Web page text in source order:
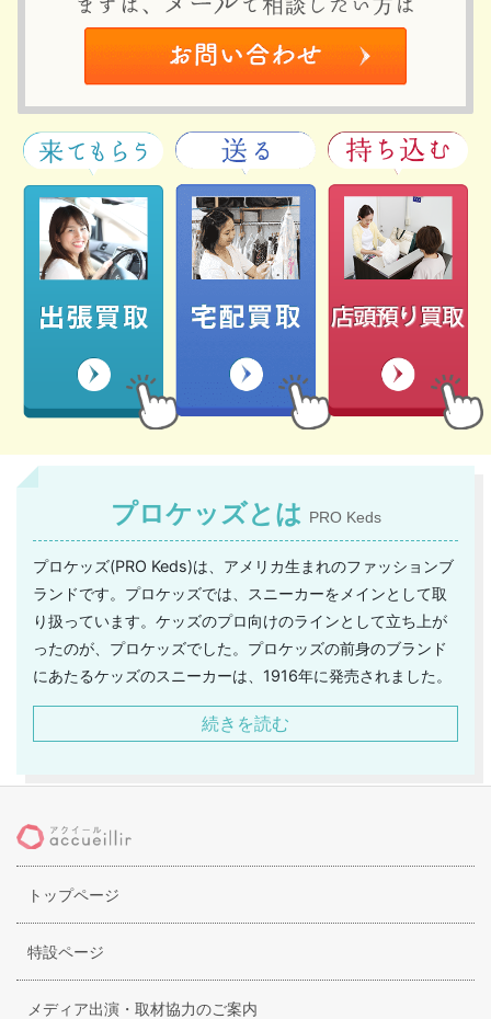
プロケッズとは PRO Keds
プロケッズ(PRO Keds)は、アメリカ生まれのファッションブ
ランドです。プロケッズでは、スニーカーをメインとして取
り扱っています。ケッズのプロ向けのラインとして立ち上が
ったのが、プロケッズでした。プロケッズの前身のブランド
にあたるケッズのスニーカーは、1916年に発売されました。
当時のスニーカーの相場を大幅に下回る価格で提供したこと
が話題になり、ニュースにも取り上げられるほどでした。そ
わしめたのです。そして、ケッズで一躍ブームとなり、その
ランドとしての階段を駆け上がって行きました。そして、西
のコンバース、東のケッズと言われるほどの地位も確立して
いったのです。本拠地であるアメリカでは、1980年代に生産
が終了しています。日本においては、その後も伊藤忠商事と
オカモトが製造および販売を行なっています。
続きを読む
トップページ
特設ページ
メディア出演・取材協力のご案内